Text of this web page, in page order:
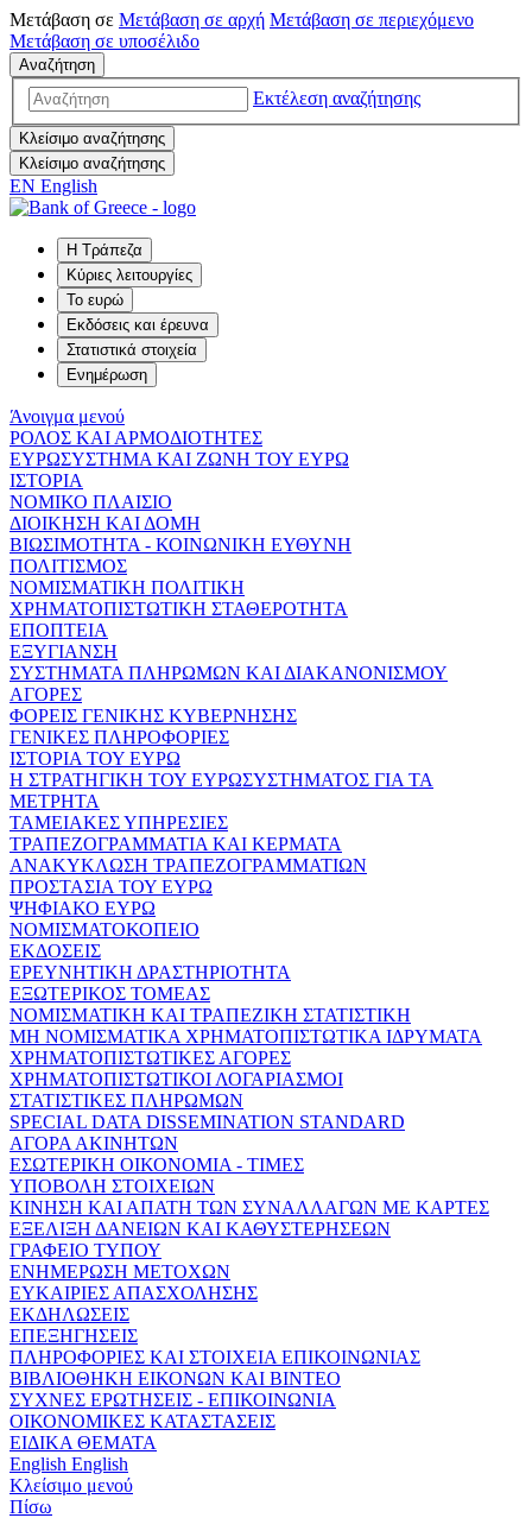
Μετάβαση σε Μετάβαση σε αρχή Μετάβαση σε περιεχόμενο
Μετάβαση σε υποσέλιδο
Αναζήτηση
Εκτέλεση αναζήτησης
Κλείσιμο αναζήτησης
Κλείσιμο αναζήτησης
EN English
Η Τράπεζα
Κύριες λειτουργίες
Το ευρώ
Εκδόσεις και έρευνα
Στατιστικά στοιχεία
Ενημέρωση
Άνοιγμα μενού
ΡΟΛΟΣ ΚΑΙ ΑΡΜΟΔΙΟΤΗΤΕΣ
ΕΥΡΩΣΥΣΤΗΜΑ ΚΑΙ ΖΩΝΗ ΤΟΥ ΕΥΡΩ
ΙΣΤΟΡΙΑ
ΝΟΜΙΚΟ ΠΛΑΙΣΙΟ
ΔΙΟΙΚΗΣΗ ΚΑΙ ΔΟΜΗ
ΒΙΩΣΙΜΟΤΗΤΑ - ΚΟΙΝΩΝΙΚΗ ΕΥΘΥΝΗ
ΠΟΛΙΤΙΣΜΟΣ
ΝΟΜΙΣΜΑΤΙΚΗ ΠΟΛΙΤΙΚΗ
ΧΡΗΜΑΤΟΠΙΣΤΩΤΙΚΗ ΣΤΑΘΕΡΟΤΗΤΑ
ΕΠΟΠΤΕΙΑ
ΕΞΥΓΙΑΝΣΗ
ΣΥΣΤΗΜΑΤΑ ΠΛΗΡΩΜΩΝ ΚΑΙ ΔΙΑΚΑΝΟΝΙΣΜΟΥ
ΑΓΟΡΕΣ
ΦΟΡΕΙΣ ΓΕΝΙΚΗΣ ΚΥΒΕΡΝΗΣΗΣ
ΓΕΝΙΚΕΣ ΠΛΗΡΟΦΟΡΙΕΣ
ΙΣΤΟΡΙΑ ΤΟΥ ΕΥΡΩ
Η ΣΤΡΑΤΗΓΙΚΗ ΤΟΥ ΕΥΡΩΣΥΣΤΗΜΑΤΟΣ ΓΙΑ ΤΑ
ΜΕΤΡΗΤΑ
ΤΑΜΕΙΑΚΕΣ ΥΠΗΡΕΣΙΕΣ
ΤΡΑΠΕΖΟΓΡΑΜΜΑΤΙΑ ΚΑΙ ΚΕΡΜΑΤΑ
ΑΝΑΚΥΚΛΩΣΗ ΤΡΑΠΕΖΟΓΡΑΜΜΑΤΙΩΝ
ΠΡΟΣΤΑΣΙΑ ΤΟΥ ΕΥΡΩ
ΨΗΦΙΑΚΟ ΕΥΡΩ
ΝΟΜΙΣΜΑΤΟΚΟΠΕΙΟ
ΕΚΔΟΣΕΙΣ
ΕΡΕΥΝΗΤΙΚΗ ΔΡΑΣΤΗΡΙΟΤΗΤΑ
ΕΞΩΤΕΡΙΚΟΣ ΤΟΜΕΑΣ
ΝΟΜΙΣΜΑΤΙΚΗ ΚΑΙ ΤΡΑΠΕΖΙΚΗ ΣΤΑΤΙΣΤΙΚΗ
ΜΗ ΝΟΜΙΣΜΑΤΙΚΑ ΧΡΗΜΑΤΟΠΙΣΤΩΤΙΚΑ ΙΔΡΥΜΑΤΑ
ΧΡΗΜΑΤΟΠΙΣΤΩΤΙΚΕΣ ΑΓΟΡΕΣ
ΧΡΗΜΑΤΟΠΙΣΤΩΤΙΚΟΙ ΛΟΓΑΡΙΑΣΜΟΙ
ΣΤΑΤΙΣΤΙΚΕΣ ΠΛΗΡΩΜΩΝ
SPECIAL DATA DISSEMINATION STANDARD
ΑΓΟΡΑ ΑΚΙΝΗΤΩΝ
ΕΣΩΤΕΡΙΚΗ ΟΙΚΟΝΟΜΙΑ - ΤΙΜΕΣ
ΥΠΟΒΟΛΗ ΣΤΟΙΧΕΙΩΝ
ΚΙΝΗΣΗ ΚΑΙ ΑΠΑΤΗ ΤΩΝ ΣΥΝΑΛΛΑΓΩΝ ΜΕ ΚΑΡΤΕΣ
ΕΞΕΛΙΞΗ ΔΑΝΕΙΩΝ ΚΑΙ ΚΑΘΥΣΤΕΡΗΣΕΩΝ
ΓΡΑΦΕΙΟ ΤΥΠΟΥ
ΕΝΗΜΕΡΩΣΗ ΜΕΤΟΧΩΝ
ΕΥΚΑΙΡΙΕΣ ΑΠΑΣΧΟΛΗΣΗΣ
ΕΚΔΗΛΩΣΕΙΣ
ΕΠΕΞΗΓΗΣΕΙΣ
ΠΛΗΡΟΦΟΡΙΕΣ ΚΑΙ ΣΤΟΙΧΕΙΑ ΕΠΙΚΟΙΝΩΝΙΑΣ
ΒΙΒΛΙΟΘΗΚΗ ΕΙΚΟΝΩΝ ΚΑΙ ΒΙΝΤΕΟ
ΣΥΧΝΕΣ ΕΡΩΤΗΣΕΙΣ - ΕΠΙΚΟΙΝΩΝΙΑ
ΟΙΚΟΝΟΜΙΚΕΣ ΚΑΤΑΣΤΑΣΕΙΣ
ΕΙΔΙΚΑ ΘΕΜΑΤΑ
English English
Κλείσιμο μενού
Πίσω